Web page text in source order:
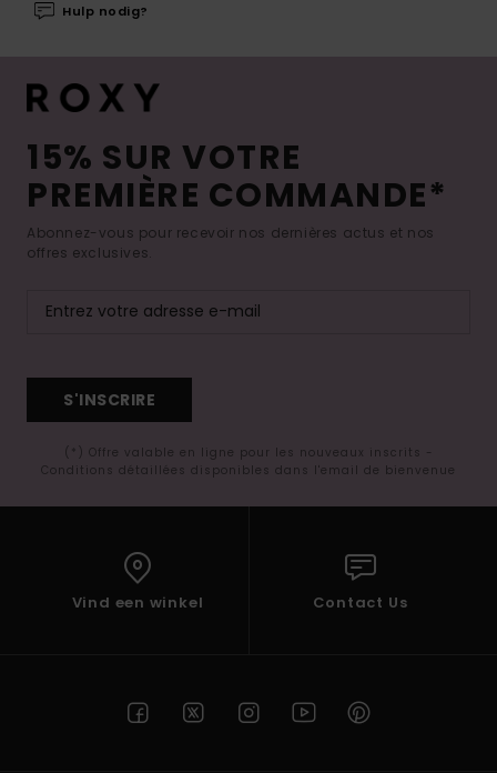
Hulp nodig?
15% SUR VOTRE
PREMIÈRE COMMANDE*
Abonnez-vous pour recevoir nos dernières actus et nos
offres exclusives.
S'INSCRIRE
(*) Offre valable en ligne pour les nouveaux inscrits -
Conditions détaillées disponibles dans l'email de bienvenue
Vind een winkel Contact Us